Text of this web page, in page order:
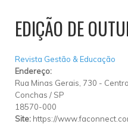
EDIÇÃO DE
Revista Gestão & Educação
Endereço:
Rua Minas Gerais, 730 - Centro
Conchas / SP
18570-000
Site: https://